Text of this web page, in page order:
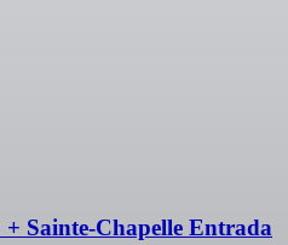
Sainte-Chapelle Entrada